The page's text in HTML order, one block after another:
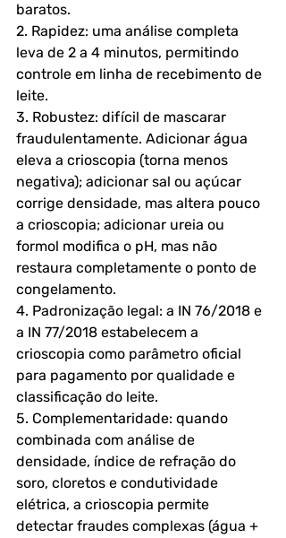
baratos.
2. Rapidez: uma análise completa
leva de 2 a 4 minutos, permitindo
controle em linha de recebimento de
leite.
3. Robustez: difícil de mascarar
fraudulentamente. Adicionar água
eleva a crioscopia (torna menos
negativa); adicionar sal ou açúcar
corrige densidade, mas altera pouco
a crioscopia; adicionar ureia ou
formol modifica o pH, mas não
restaura completamente o ponto de
congelamento.
4. Padronização legal: a IN 76/2018 e
a IN 77/2018 estabelecem a
crioscopia como parâmetro oficial
para pagamento por qualidade e
classificação do leite.
5. Complementaridade: quando
combinada com análise de
densidade, índice de refração do
soro, cloretos e condutividade
elétrica, a crioscopia permite
detectar fraudes complexas (água +